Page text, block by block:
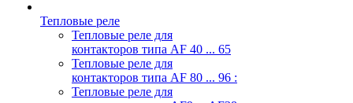
Тепловые реле
Тепловые реле для
контакторов типа AF 40 ... 65
Тепловые реле для
контакторов типа AF 80 ... 96 :
Тепловые реле для